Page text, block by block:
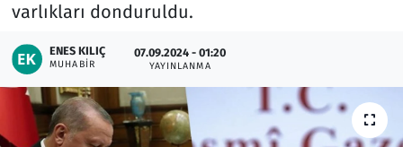
varlıkları donduruldu.
ENES KILIÇ
MUHABIR
07.09.2024 - 01:20
YAYINLANMA
Otomobil
Oyun
Ramazan